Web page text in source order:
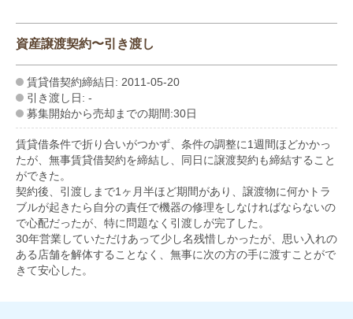
資産譲渡契約〜引き渡し
賃貸借契約締結日: 2011-05-20
引き渡し日: -
募集開始から売却までの期間:30日
賃貸借条件で折り合いがつかず、条件の調整に1週間ほどかかっ
たが、無事賃貸借契約を締結し、同日に譲渡契約も締結すること
ができた。
契約後、引渡しまで1ヶ月半ほど期間があり、譲渡物に何かトラ
ブルが起きたら自分の責任で機器の修理をしなければならないの
で心配だったが、特に問題なく引渡しが完了した。
30年営業していただけあって少し名残惜しかったが、思い入れの
ある店舗を解体することなく、無事に次の方の手に渡すことがで
きて安心した。